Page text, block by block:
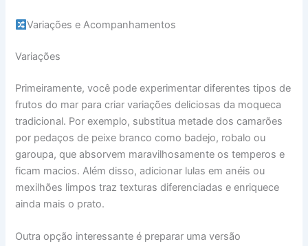
Variações e Acompanhamentos
Variações
Primeiramente, você pode experimentar diferentes tipos de
frutos do mar para criar variações deliciosas da moqueca
tradicional. Por exemplo, substitua metade dos camarões
por pedaços de peixe branco como badejo, robalo ou
garoupa, que absorvem maravilhosamente os temperos e
ficam macios. Além disso, adicionar lulas em anéis ou
mexilhões limpos traz texturas diferenciadas e enriquece
ainda mais o prato.
Outra opção interessante é preparar uma versão